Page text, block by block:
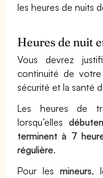
les heures de nuits
Heures de nuit
Vous devrez
continuité de
sécurité et la santé
Les heures de
lorsqu’elles
terminent à 7
régulière.
Pour les mineurs,